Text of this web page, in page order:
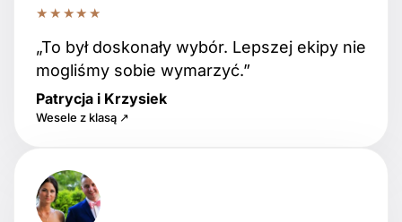
★★★★★
„To był doskonały wybór. Lepszej ekipy nie
mogliśmy sobie wymarzyć.”
Patrycja i Krzysiek
Wesele z klasą ↗